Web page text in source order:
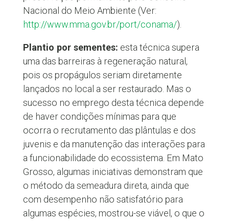
Nacional do Meio Ambiente (Ver:
http://www.mma.gov.br/port/conama/).
Plantio por sementes: esta técnica supera
uma das barreiras à regeneração natural,
pois os propágulos seriam diretamente
lançados no local a ser restaurado. Mas o
sucesso no emprego desta técnica depende
de haver condições mínimas para que
ocorra o recrutamento das plântulas e dos
juvenis e da manutenção das interações para
a funcionabilidade do ecossistema. Em Mato
Grosso, algumas iniciativas demonstram que
o método da semeadura direta, ainda que
com desempenho não satisfatório para
algumas espécies, mostrou-se viável, o que o